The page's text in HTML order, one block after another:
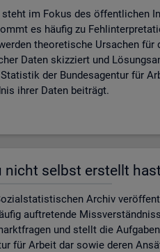
im Fokus des öf­fent­li­chen
es häu­fig zu
theo­re­ti­sche Ur­sa­chen für
Daten skiz­ziert und
der Bun­des­agen­tur für
ihrer Daten bei­trägt.
nicht selbst er­stellt hast
Ar­chiv
auf­tre­ten­de
und stellt die
für Ar­beit dar sowie deren